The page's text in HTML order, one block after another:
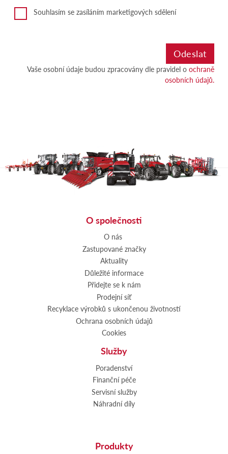
Souhlasím se zasíláním marketigových sdělení
Vaše osobní údaje budou zpracovány dle pravidel o ochraně
osobních údajů.
O společnosti
O nás
Zastupované značky
Aktuality
Důležité informace
Přidejte se k nám
Prodejní síť
Recyklace výrobků s ukončenou životností
Ochrana osobních údajů
Cookies
Služby
Poradenství
Finanční péče
Servisní služby
Náhradní díly
Produkty